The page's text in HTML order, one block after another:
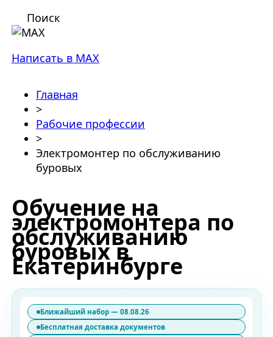
Поиск
Написать в MAX
Главная
>
Рабочие профессии
>
Электромонтер по обслуживанию
буровых
Обучение на
электромонтера по
обслуживанию
буровых в
Екатеринбурге
Ближайший набор — 08.08.26
Бесплатная доставка документов